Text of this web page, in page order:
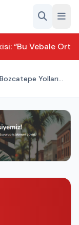
“Bu Vebale
Yolları